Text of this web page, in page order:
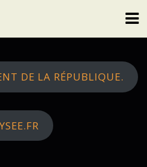
DE LA RÉPUBLIQUE.